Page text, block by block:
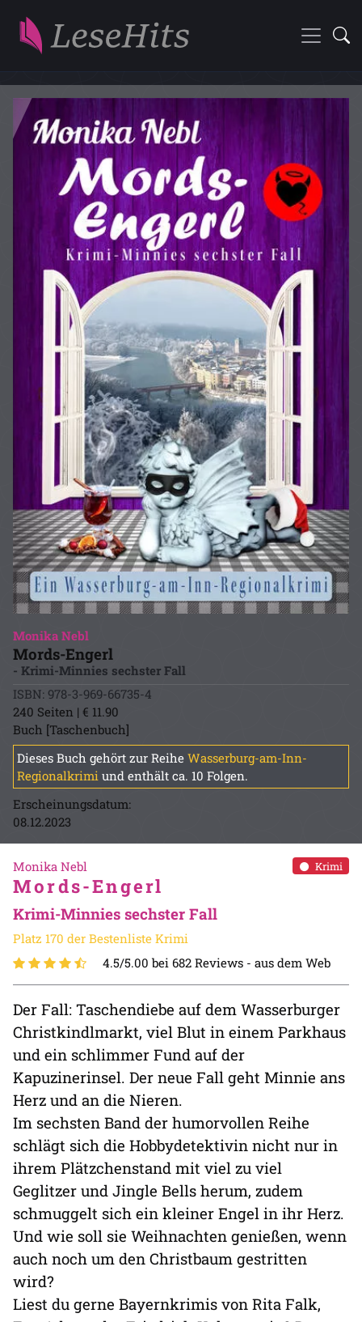
Monika Nebl
Mords-Engerl
- Krimi-Minnies sechster Fall
ISBN: 978-3-969-66735-4
240 Seiten | € 11.90
Buch [Taschenbuch]
Dieses Buch gehört zur Reihe Wasserburg-am-Inn-
Regionalkrimi und enthält ca. 10 Folgen.
Erscheinungsdatum:
08.12.2023
Krimi
Monika Nebl
Mords-Engerl
Krimi-Minnies sechster Fall
Platz 170 der Bestenliste Krimi
4.5/5.00 bei 682 Reviews - aus dem Web
Der Fall: Taschendiebe auf dem Wasserburger
Christkindlmarkt, viel Blut in einem Parkhaus
und ein schlimmer Fund auf der
Kapuzinerinsel. Der neue Fall geht Minnie ans
Herz und an die Nieren.
Im sechsten Band der humorvollen Reihe
schlägt sich die Hobbydetektivin nicht nur in
ihrem Plätzchenstand mit viel zu viel
Geglitzer und Jingle Bells herum, zudem
schmuggelt sich ein kleiner Engel in ihr Herz.
Und wie soll sie Weihnachten genießen, wenn
auch noch um den Christbaum gestritten
wird?
Liest du gerne Bayernkrimis von Rita Falk,